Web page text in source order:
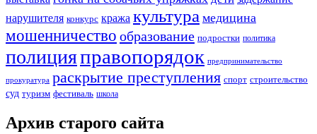
нарушителя конкурс кража культура медицина
мошенничество образование подростки политика
полицияправопорядок предпринимательство
прокуратура раскрытие преступления спорт строительство
суд туризм фестиваль школа
Архив старого сайта